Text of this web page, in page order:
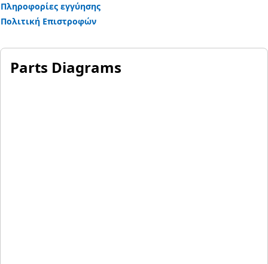
Πληροφορίες εγγύησης
Πολιτική Επιστροφών
Parts Diagrams